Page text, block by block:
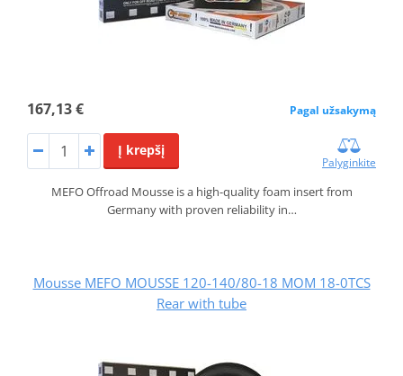
167,13 € Pagal užsakymą
Į krepšį
Palyginkite
MEFO Offroad Mousse is a high-quality foam insert from
Germany with proven reliability in…
Mousse MEFO MOUSSE 120-140/80-18 MOM 18-0TCS
Rear with tube